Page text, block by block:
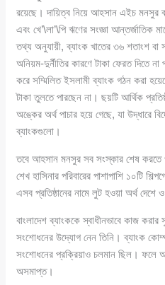
রয়েছে। দায়িত্ব নিয়ে আহসান এইচ মনসুর
এবং খে’\লা’\পি ঋণের সংজ্ঞা আন্তর্জাতিক
তথ্য অনুযায়ী, ব্যাংক খাতের ৩৬ শতাংশ বা
অনিয়ম-দুর্নীতির কারণে টাকা ফেরত দিতে
করে সম্মিলিত ইসলামী ব্যাংক গঠন করা
টাকা তুলতে পারছেন না। ছয়টি আর্থিক
অঙ্কের অর্থ পাচার হয়ে গেছে, যা উদ্ধারে
ব্যাংকগুলো।
তবে আহসান মনসুর সব সংস্কার শেষ করতে
শেখ হাসিনার পরিবারের পাশাপাশি ১০টি
এসব প্রতিষ্ঠানের নামে লুট হওয়া অর্থ দেশে
বাংলাদেশ ব্যাংককে স্বাধীনভাবে কাজ করার
সংশোধনের উদ্যোগ নেন তিনি। ব্যাংক
সংশোধনের প্রক্রিয়াও চলমান ছিল। ফলে
অসমাপ্ত।